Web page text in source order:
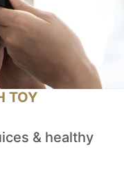
ΤΟΥ
& healthy